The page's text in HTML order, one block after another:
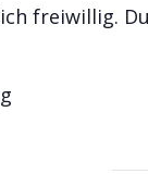
freiwillig.